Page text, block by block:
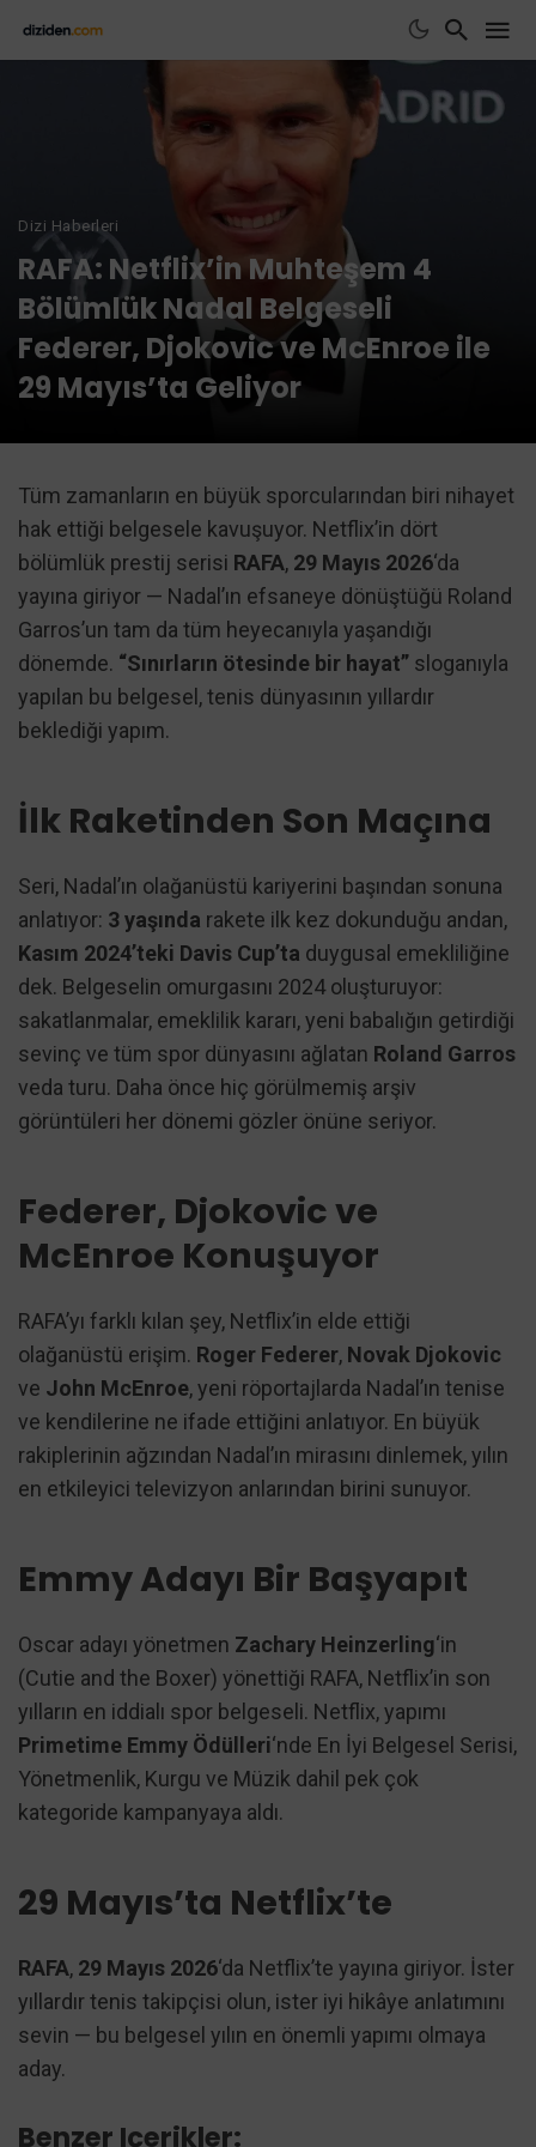
Dizi Haberleri
RAFA: Netflix’in Muhteşem 4
Bölümlük Nadal Belgeseli
Federer, Djokovic ve McEnroe ile
29 Mayıs’ta Geliyor
Tüm zamanların en büyük sporcularından biri nihayet
hak ettiği belgesele kavuşuyor. Netflix’in dört
bölümlük prestij serisi RAFA, 29 Mayıs 2026‘da
yayına giriyor — Nadal’ın efsaneye dönüştüğü Roland
Garros’un tam da tüm heyecanıyla yaşandığı
dönemde. “Sınırların ötesinde bir hayat” sloganıyla
yapılan bu belgesel, tenis dünyasının yıllardır
beklediği yapım.
İlk Raketinden Son Maçına
Seri, Nadal’ın olağanüstü kariyerini başından sonuna
anlatıyor: 3 yaşında rakete ilk kez dokunduğu andan,
Kasım 2024’teki Davis Cup’ta duygusal emekliliğine
dek. Belgeselin omurgasını 2024 oluşturuyor:
sakatlanmalar, emeklilik kararı, yeni babalığın getirdiği
sevinç ve tüm spor dünyasını ağlatan Roland Garros
veda turu. Daha önce hiç görülmemiş arşiv
görüntüleri her dönemi gözler önüne seriyor.
Federer, Djokovic ve
McEnroe Konuşuyor
RAFA’yı farklı kılan şey, Netflix’in elde ettiği
olağanüstü erişim. Roger Federer, Novak Djokovic
ve John McEnroe, yeni röportajlarda Nadal’ın tenise
ve kendilerine ne ifade ettiğini anlatıyor. En büyük
rakiplerinin ağzından Nadal’ın mirasını dinlemek, yılın
en etkileyici televizyon anlarından birini sunuyor.
Emmy Adayı Bir Başyapıt
Oscar adayı yönetmen Zachary Heinzerling‘in
(Cutie and the Boxer) yönettiği RAFA, Netflix’in son
yılların en iddialı spor belgeseli. Netflix, yapımı
Primetime Emmy Ödülleri‘nde En İyi Belgesel Serisi,
Yönetmenlik, Kurgu ve Müzik dahil pek çok
kategoride kampanyaya aldı.
29 Mayıs’ta Netflix’te
RAFA, 29 Mayıs 2026‘da Netflix’te yayına giriyor. İster
yıllardır tenis takipçisi olun, ister iyi hikâye anlatımını
sevin — bu belgesel yılın en önemli yapımı olmaya
aday.
Benzer Içerikler: